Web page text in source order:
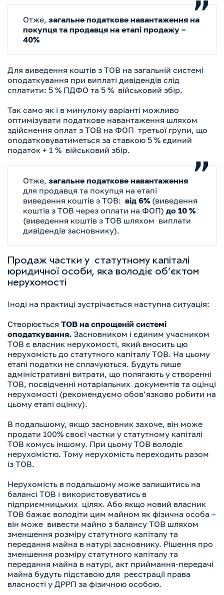
Отже, загальне податкове навантаження на
покупця та продавця на етапі продажу –
40%
Для виведення коштів з ТОВ на загальній системі
оподаткування при виплаті дивідендів слід
сплатити: 5 % ПДФО та 5 % військовий збір.
Так само як і в минулому варіанті можливо
оптимізувати податкове навантаження шляхом
здійснення оплат з ТОВ на ФОП третьої групи, що
оподатковуватиметься за ставкою 5 % єдиний
податок + 1 % військовий збір.
Отже, загальне податкове навантаження
для продавця та покупця на етапі
виведення коштів з ТОВ: від 6% (виведення
коштів з ТОВ через оплати на ФОП) до 10 %
(виведення коштів з ТОВ шляхом виплати
дивідендів засновнику).
Продаж частки у статутному капіталі
юридичної особи, яка володіє об’єктом
нерухомості
Іноді на практиці зустрічається наступна ситуація:
Створюється ТОВ на спрощеній системі
оподаткування. Засновником і єдиним учасником
ТОВ є власник нерухомості, який вносить цю
нерухомість до статутного капіталу ТОВ. На цьому
етапі податки не сплачуються. Будуть лише
адміністративні витрати, що полягають у створенні
ТОВ, посвідченні нотаріальних документів та оцінці
нерухомості (рекомендуємо обов’язково робити на
цьому етапі оцінку).
В подальшому, якщо засновник захоче, він може
продати 100% своєї частки у статутному капіталі
ТОВ комусь іншому. При цьому ТОВ володіє
нерухомістю. Тому нерухомість переходить разом
із ТОВ.
Нерухомість в подальшому може залишитись на
балансі ТОВ і використовуватись в
підприємницьких цілях. Або якщо новий власник
ТОВ бажає володіти цим майном як фізична особа –
він може вивести майно з балансу ТОВ шляхом
зменшення розміру статутного капіталу та
передання майна в натурі засновнику. Рішення про
зменшення розміру статутного капіталу та
передання майна в натурі, акт приймання-передачі
майна будуть підставою для реєстрації права
власності у ДРРП за фізичною особою.